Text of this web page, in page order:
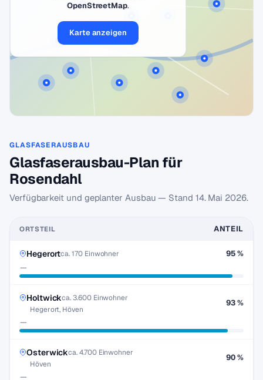
OpenStreetMap.
Karte anzeigen
GLASFASERAUSBAU
Glasfaserausbau-Plan für
Rosendahl
Verfügbarkeit und geplanter Ausbau — Stand 14. Mai 2026.
ORTSTEIL ANTEIL
Hegerortca. 170 Einwohner
—
95 %
Holtwickca. 3.600 Einwohner
Hegerort, Höven
—
93 %
Osterwickca. 4.700 Einwohner
Höven
—
90 %